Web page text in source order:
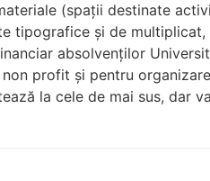
(spaţii destinate
tipografice şi de
absolvenţilor
profit şi pentru
la cele de mai sus, dar